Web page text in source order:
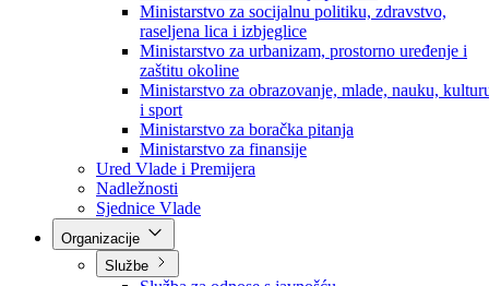
Ministarstvo za privredu
Ministarstvo za pravosuđe, upravu i radne odnose
Ministarstvo za unutrašnje poslove
Ministarstvo za socijalnu politiku, zdravstvo,
raseljena lica i izbjeglice
Ministarstvo za urbanizam, prostorno uređenje i
zaštitu okoline
Ministarstvo za obrazovanje, mlade, nauku,
i sport
Ministarstvo za boračka pitanja
Ministarstvo za finansije
Ured Vlade i Premijera
Nadležnosti
Sjednice Vlade